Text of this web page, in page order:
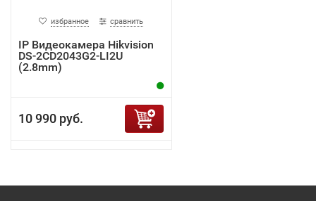
избранное сравнить
IP Видеокамера Hikvision
DS-2CD2043G2-LI2U
(2.8mm)
10 990 руб.